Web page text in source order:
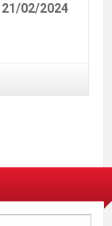
21/02/2024